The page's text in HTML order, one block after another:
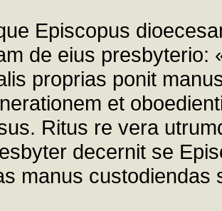
Episcopus
de eius presbyterio:
proprias ponit
et
Ritus re vera
decernit se
manus custodiendas